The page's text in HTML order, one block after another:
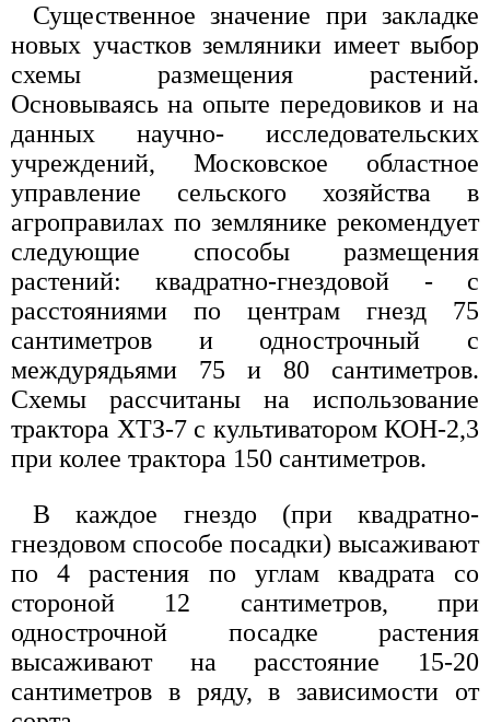
Существенное значение при закладке
новых участков земляники имеет выбор
схемы размещения растений.
Основываясь на опыте передовиков и на
данных научно- исследовательских
учреждений, Московское областное
управление сельского хозяйства в
агроправилах по землянике рекомендует
следующие способы размещения
растений: квадратно-гнездовой - с
расстояниями по центрам гнезд 75
сантиметров и однострочный с
междурядьями 75 и 80 сантиметров.
Схемы рассчитаны на использование
трактора ХТЗ-7 с культиватором КОН-2,3
при колее трактора 150 сантиметров.
В каждое гнездо (при квадратно-
гнездовом способе посадки) высаживают
по 4 растения по углам квадрата со
стороной 12 сантиметров, при
однострочной посадке растения
высаживают на расстояние 15-20
сантиметров в ряду, в зависимости от